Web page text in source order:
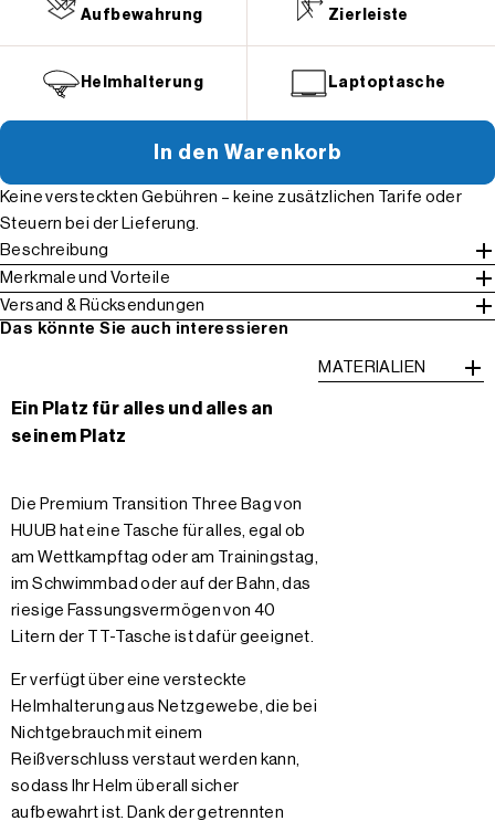
Aufbewahrung
Zierleiste
Helmhalterung Laptoptasche
In den Warenkorb
Keine versteckten Gebühren – keine zusätzlichen Tarife oder
Steuern bei der Lieferung.
Beschreibung
Merkmale und Vorteile
Versand & Rücksendungen
Das könnte Sie auch interessieren
Ein Platz für alles und alles an
seinem Platz
Die Premium Transition Three Bag von
HUUB hat eine Tasche für alles, egal ob
am Wettkampftag oder am Trainingstag,
im Schwimmbad oder auf der Bahn, das
riesige Fassungsvermögen von 40
Litern der TT-Tasche ist dafür geeignet.
Er verfügt über eine versteckte
Helmhalterung aus Netzgewebe, die bei
Nichtgebrauch mit einem
Reißverschluss verstaut werden kann,
sodass Ihr Helm überall sicher
aufbewahrt ist. Dank der getrennten
MATERIALIEN